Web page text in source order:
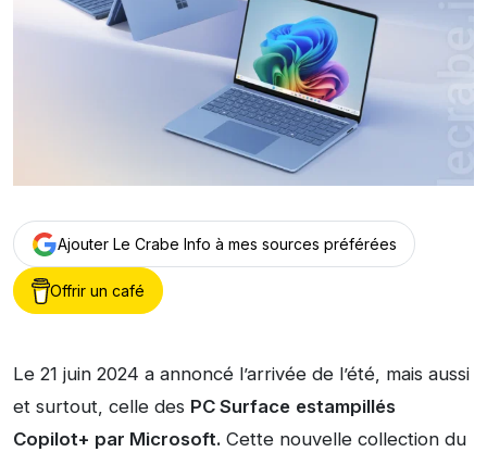
Ajouter Le Crabe Info à mes sources préférées
Offrir un café
Le 21 juin 2024 a annoncé l’arrivée de l’été, mais aussi
et surtout, celle des PC Surface estampillés
Copilot+ par Microsoft. Cette nouvelle collection du